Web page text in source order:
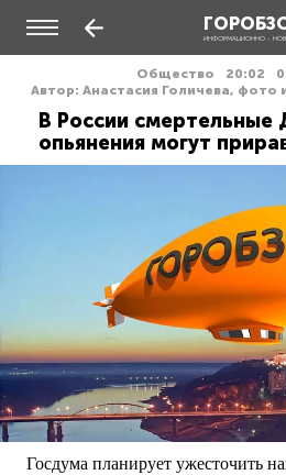
ИНФОРМАЦИОННО -
Общество 20:02
Автор: Анастасия Голичева, фото
В России смертельные
опьянения могут
Госдума планирует ужесточить